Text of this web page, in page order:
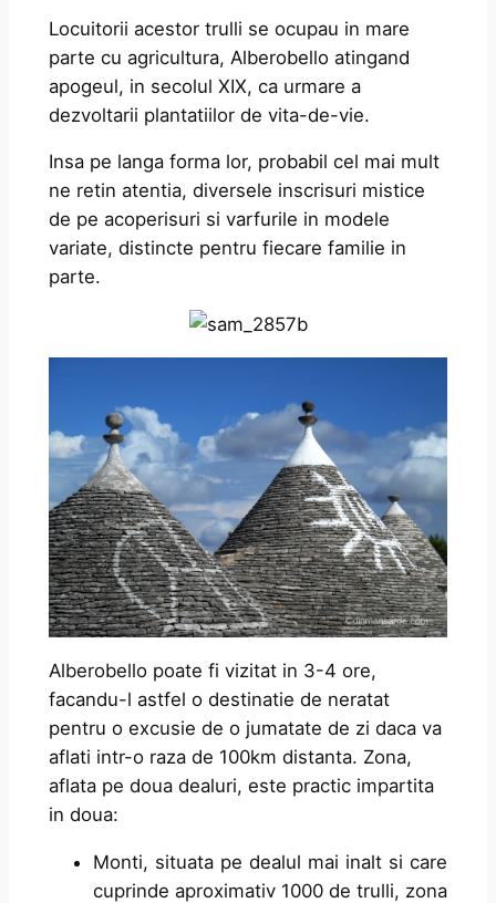
Locuitorii acestor trulli se ocupau in mare
parte cu agricultura, Alberobello atingand
apogeul, in secolul XIX, ca urmare a
dezvoltarii plantatiilor de vita-de-vie.
Insa pe langa forma lor, probabil cel mai mult
ne retin atentia, diversele inscrisuri mistice
de pe acoperisuri si varfurile in modele
variate, distincte pentru fiecare familie in
parte.
Alberobello poate fi vizitat in 3-4 ore,
facandu-l astfel o destinatie de neratat
pentru o excusie de o jumatate de zi daca va
aflati intr-o raza de 100km distanta. Zona,
aflata pe doua dealuri, este practic impartita
in doua:
Monti, situata pe dealul mai inalt si care
cuprinde aproximativ 1000 de trulli, zona